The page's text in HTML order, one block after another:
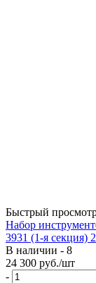
Быстрый
Набор
3931 (1-я секция)
В наличии - 8
24 300 руб./шт
-